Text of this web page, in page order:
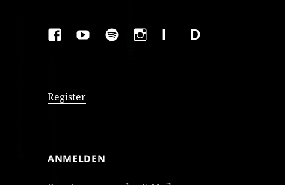
FAKEBOOK
YOUTUBESPOTIFYINSTAGRAM
IMPRESSUMDatenschutzerklärung
Register
ANMELDEN